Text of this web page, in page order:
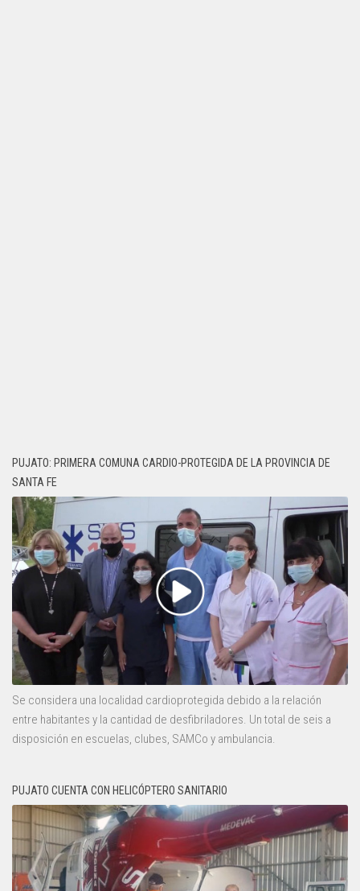
PUJATO: PRIMERA COMUNA CARDIO-PROTEGIDA DE LA PROVINCIA DE
SANTA FE
Se considera una localidad cardioprotegida debido a la relación
entre habitantes y la cantidad de desfibriladores. Un total de seis a
disposición en escuelas, clubes, SAMCo y ambulancia.
PUJATO CUENTA CON HELICÓPTERO SANITARIO